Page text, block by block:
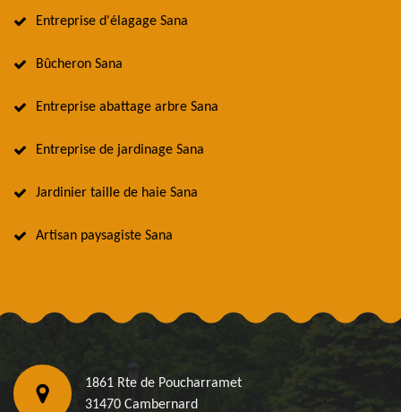
Entreprise d'élagage Sana
Bûcheron Sana
Entreprise abattage arbre Sana
Entreprise de jardinage Sana
Jardinier taille de haie Sana
Artisan paysagiste Sana
1861 Rte de Poucharramet
31470 Cambernard